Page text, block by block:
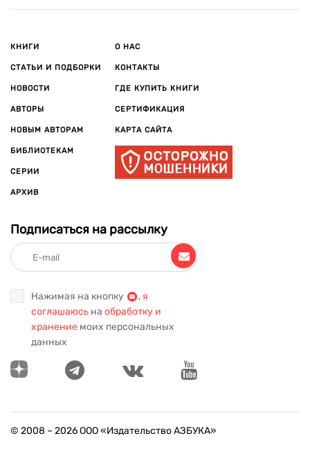
КНИГИ
СТАТЬИ И ПОДБОРКИ
НОВОСТИ
АВТОРЫ
НОВЫМ АВТОРАМ
БИБЛИОТЕКАМ
СЕРИИ
АРХИВ
О НАС
КОНТАКТЫ
ГДЕ КУПИТЬ КНИГИ
СЕРТИФИКАЦИЯ
КАРТА САЙТА
Подписаться на рассылку
Нажимая на кнопку , я
соглашаюсь на обработку и
хранение моих персональных
данных
© 2008 – 2026ООО «Издательство АЗБУКА»